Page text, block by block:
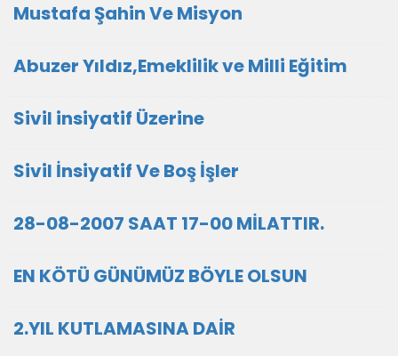
Mustafa Şahin Ve Misyon
Abuzer Yıldız,Emeklilik ve Milli Eğitim
Sivil insiyatif Üzerine
Sivil İnsiyatif Ve Boş İşler
28-08-2007 SAAT 17-00 MİLATTIR.
EN KÖTÜ GÜNÜMÜZ BÖYLE OLSUN
2.YIL KUTLAMASINA DAİR